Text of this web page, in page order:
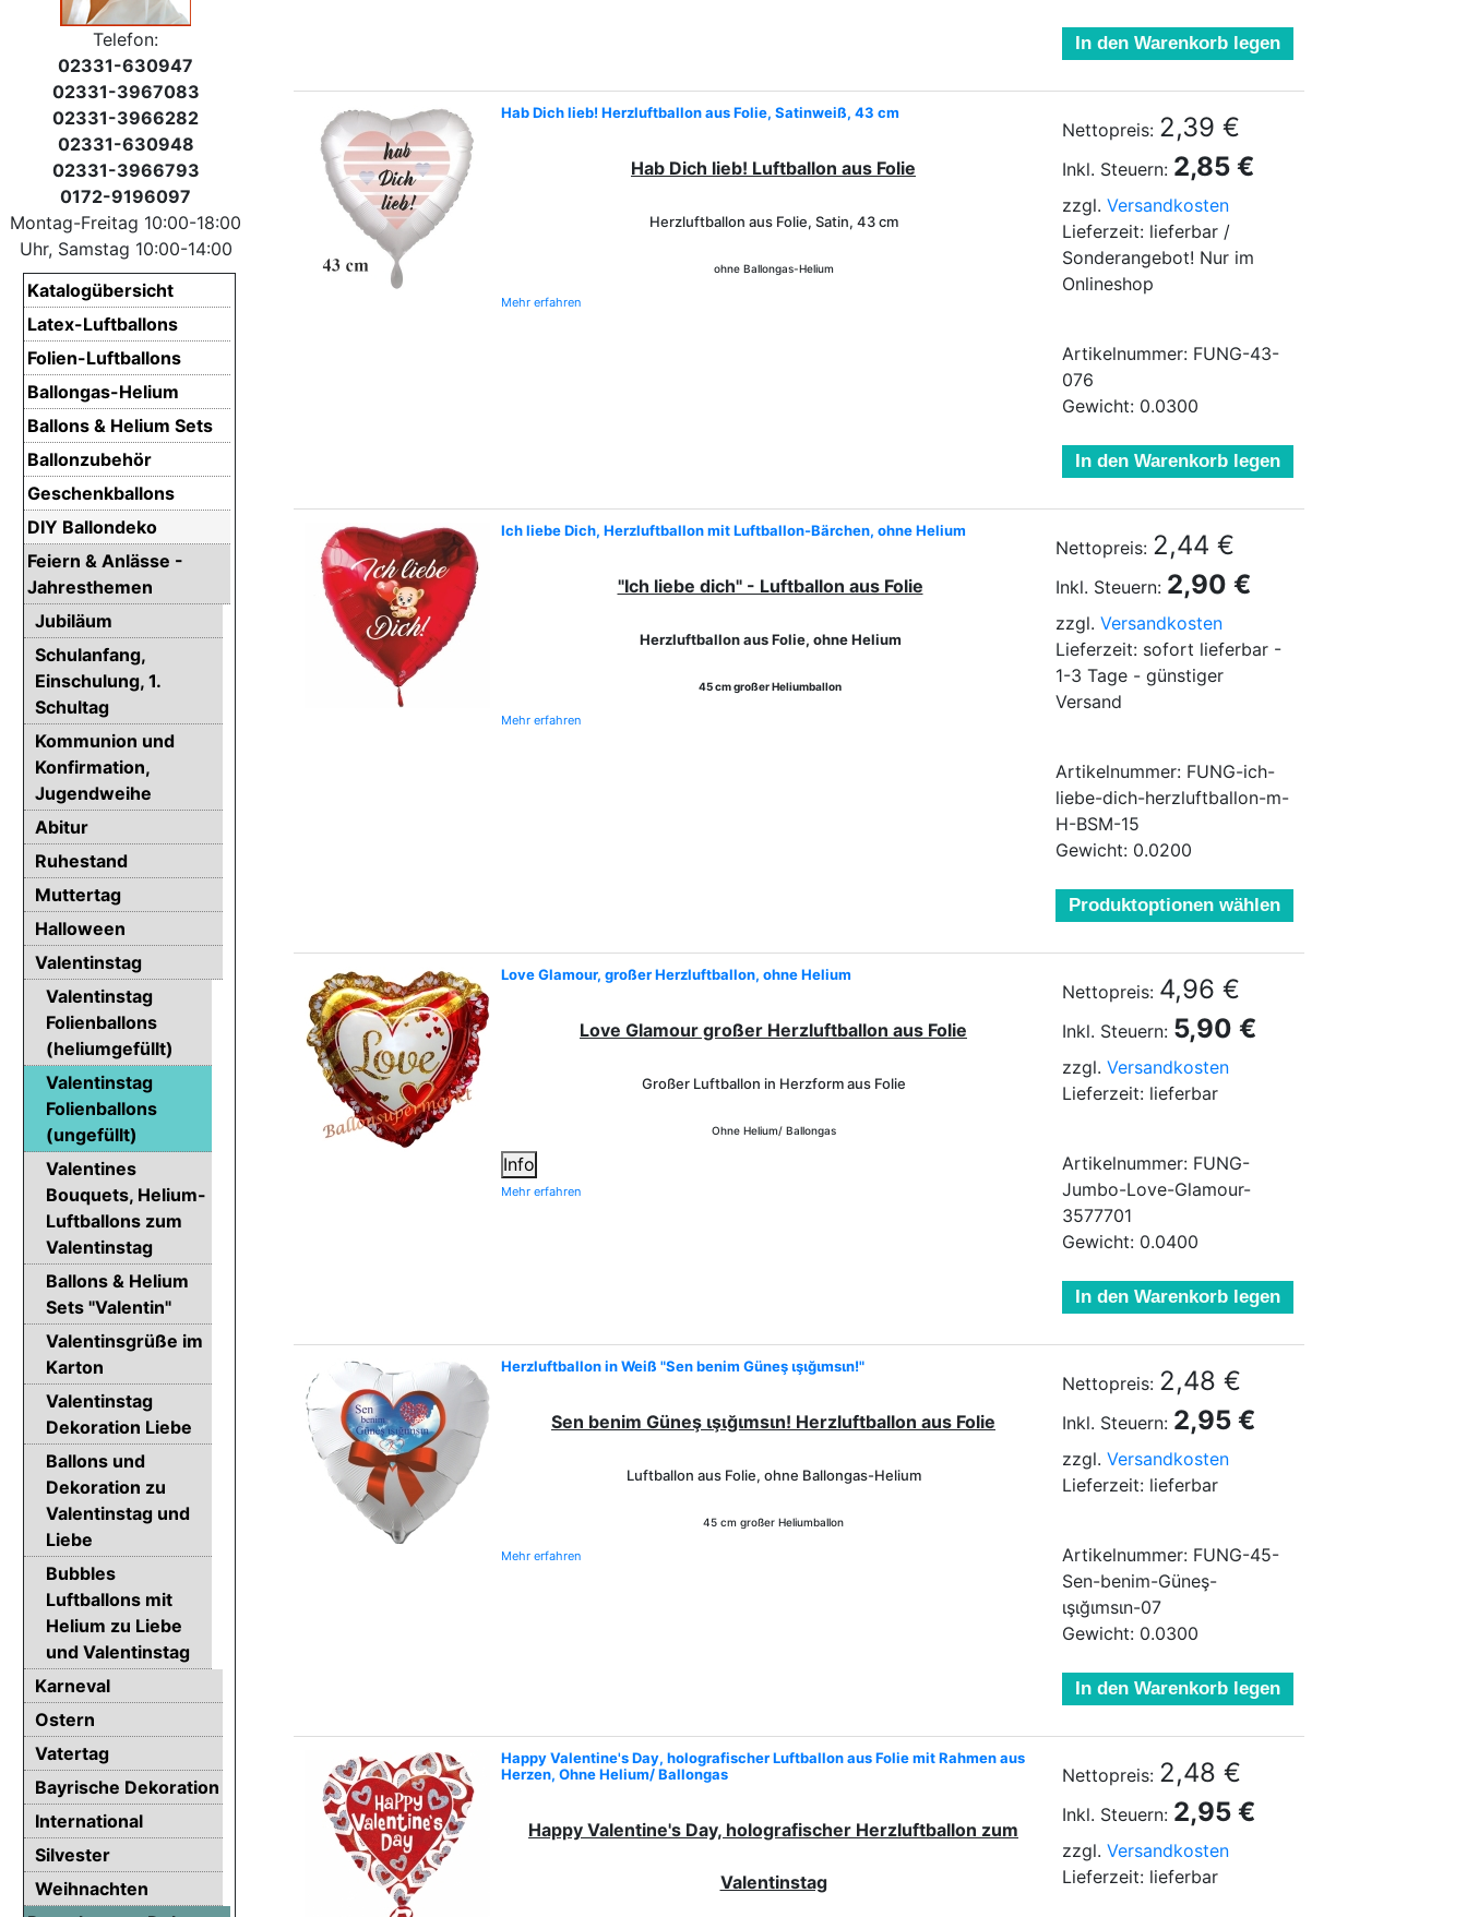
In den Warenkorb legen
Hab Dich lieb! Herzluftballon aus Folie, Satinweiß, 43 cm
Hab Dich lieb! Luftballon aus Folie
Herzluftballon aus Folie, Satin, 43 cm
ohne Ballongas-Helium
Mehr erfahren
Nettopreis: 2,39 €
Inkl. Steuern: 2,85 €
zzgl. Versandkosten
Lieferzeit: lieferbar /
Sonderangebot! Nur im
Onlineshop
Artikelnummer: FUNG-43-
076
Gewicht: 0.0300
In den Warenkorb legen
Ich liebe Dich, Herzluftballon mit Luftballon-Bärchen, ohne Helium
"Ich liebe dich" - Luftballon aus Folie
Herzluftballon aus Folie, ohne Helium
45 cm großer Heliumballon
Mehr erfahren
Nettopreis: 2,44 €
Inkl. Steuern: 2,90 €
zzgl. Versandkosten
Lieferzeit: sofort lieferbar -
1-3 Tage - günstiger
Versand
Artikelnummer: FUNG-ich-
liebe-dich-herzluftballon-m-
H-BSM-15
Gewicht: 0.0200
Produktoptionen wählen
Love Glamour, großer Herzluftballon, ohne Helium
Love Glamour großer Herzluftballon aus Folie
Großer Luftballon in Herzform aus Folie
Ohne Helium/ Ballongas
Info
Mehr erfahren
Nettopreis: 4,96 €
Inkl. Steuern: 5,90 €
zzgl. Versandkosten
Lieferzeit: lieferbar
Artikelnummer: FUNG-
Jumbo-Love-Glamour-
3577701
Gewicht: 0.0400
In den Warenkorb legen
Herzluftballon in Weiß "Sen benim Güneş ιşιğιmsιn!"
Sen benim Güneş ιşιğιmsιn! Herzluftballon aus Folie
Luftballon aus Folie, ohne Ballongas-Helium
45 cm großer Heliumballon
Mehr erfahren
Nettopreis: 2,48 €
Inkl. Steuern: 2,95 €
zzgl. Versandkosten
Lieferzeit: lieferbar
Artikelnummer: FUNG-45-
Sen-benim-Güneş-
ιşιğιmsιn-07
Gewicht: 0.0300
In den Warenkorb legen
Happy Valentine's Day, holografischer Luftballon aus Folie mit Rahmen aus
Herzen, Ohne Helium/ Ballongas
Happy Valentine's Day, holografischer Herzluftballon zum
Valentinstag
Nettopreis: 2,48 €
Inkl. Steuern: 2,95 €
zzgl. Versandkosten
Lieferzeit: lieferbar
Telefon:
02331-630947
02331-3967083
02331-3966282
02331-630948
02331-3966793
0172-9196097
Montag-Freitag 10:00-18:00
Uhr, Samstag 10:00-14:00
Katalogübersicht
Latex-Luftballons
Folien-Luftballons
Ballongas-Helium
Ballons & Helium Sets
Ballonzubehör
Geschenkballons
DIY Ballondeko
Feiern & Anlässe -
Jahresthemen
Jubiläum
Schulanfang,
Einschulung, 1.
Schultag
Kommunion und
Konfirmation,
Jugendweihe
Abitur
Ruhestand
Muttertag
Halloween
Valentinstag
Valentinstag
Folienballons
(heliumgefüllt)
Valentinstag
Folienballons
(ungefüllt)
Valentines
Bouquets, Helium-
Luftballons zum
Valentinstag
Ballons & Helium
Sets "Valentin"
Valentinsgrüße im
Karton
Valentinstag
Dekoration Liebe
Ballons und
Dekoration zu
Valentinstag und
Liebe
Bubbles
Luftballons mit
Helium zu Liebe
und Valentinstag
Karneval
Ostern
Vatertag
Bayrische Dekoration
International
Silvester
Weihnachten